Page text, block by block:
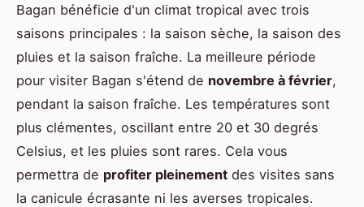
Bagan bénéficie d'un climat tropical avec trois
saisons principales : la saison sèche, la saison des
pluies et la saison fraîche. La meilleure période
pour visiter Bagan s'étend de novembre à février,
pendant la saison fraîche. Les températures sont
plus clémentes, oscillant entre 20 et 30 degrés
Celsius, et les pluies sont rares. Cela vous
permettra de profiter pleinement des visites sans
la canicule écrasante ni les averses tropicales.